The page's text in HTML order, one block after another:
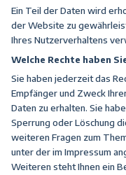
Ein Teil der Daten wird
der Website zu
Ihres Nutzerverhaltens
Welche Rechte haben
Sie haben jederzeit das
Empfänger und Zweck
Daten zu erhalten. Sie
Sperrung oder Löschung
weiteren Fragen zum
unter der im Impressum
Weiteren steht Ihnen ein